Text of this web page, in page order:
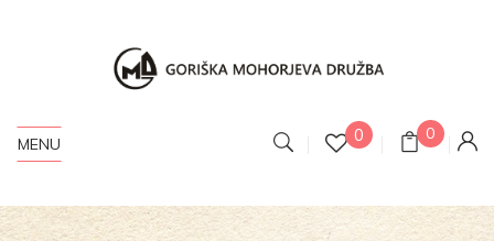
MENU 0 0